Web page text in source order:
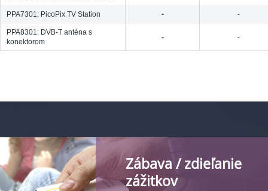
PPA7301: PicoPix TV Station - -
PPA8301: DVB-T anténa s
konektorom
- -
Zábava / zdieľanie
zážitkov